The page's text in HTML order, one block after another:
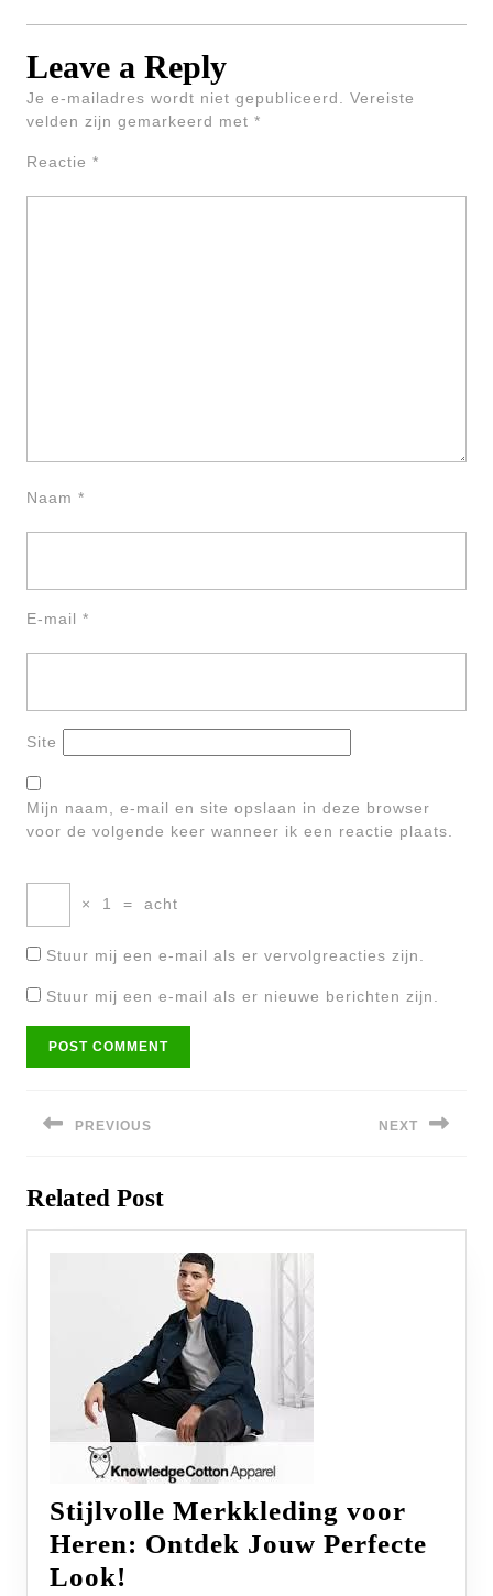
Leave a Reply
Je e-mailadres wordt niet gepubliceerd.
Vereiste
velden zijn gemarkeerd met *
Reactie *
Naam *
E-mail *
Site
Mijn naam, e-mail en site opslaan in deze browser
voor de volgende keer wanneer ik een reactie plaats.
× 1 = acht
Stuur mij een e-mail als er vervolgreacties zijn.
Stuur mij een e-mail als er nieuwe berichten zijn.
navigatie
PREVIOUS
post:
NEXT
Related Post
Stijlvolle Merkkleding voor
Heren: Ontdek Jouw Perfecte
Look!